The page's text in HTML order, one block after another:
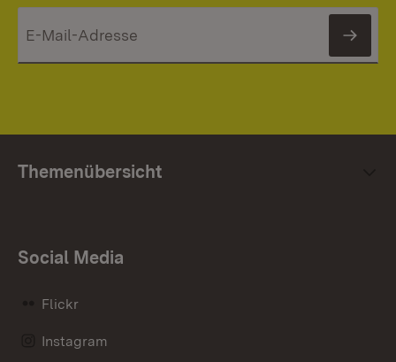
Themenübersicht
Social Media
Flickr
Instagram